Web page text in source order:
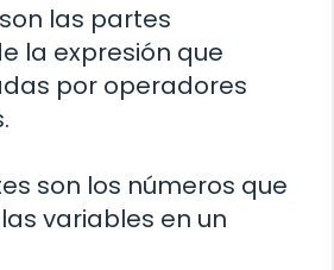
las partes
la expresión que
por operadores
son los números que
variables en un